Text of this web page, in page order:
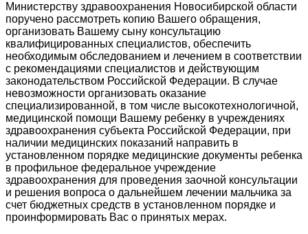
Министерству здравоохранения Новосибирской области
поручено рассмотреть копию Вашего обращения,
организовать Вашему сыну консультацию
квалифицированных специалистов, обеспечить
необходимым обследованием и лечением в соответствии
с рекомендациями специалистов и действующим
законодательством Российской Федерации. В случае
невозможности организовать оказание
специализированной, в том числе высокотехнологичной,
медицинской помощи Вашему ребенку в учреждениях
здравоохранения субъекта Российской Федерации, при
наличии медицинских показаний направить в
установленном порядке медицинские документы ребенка
в профильное федеральное учреждение
здравоохранения для проведения заочной консультации
и решения вопроса о дальнейшем лечении мальчика за
счет бюджетных средств в установленном порядке и
проинформировать Вас о принятых мерах.